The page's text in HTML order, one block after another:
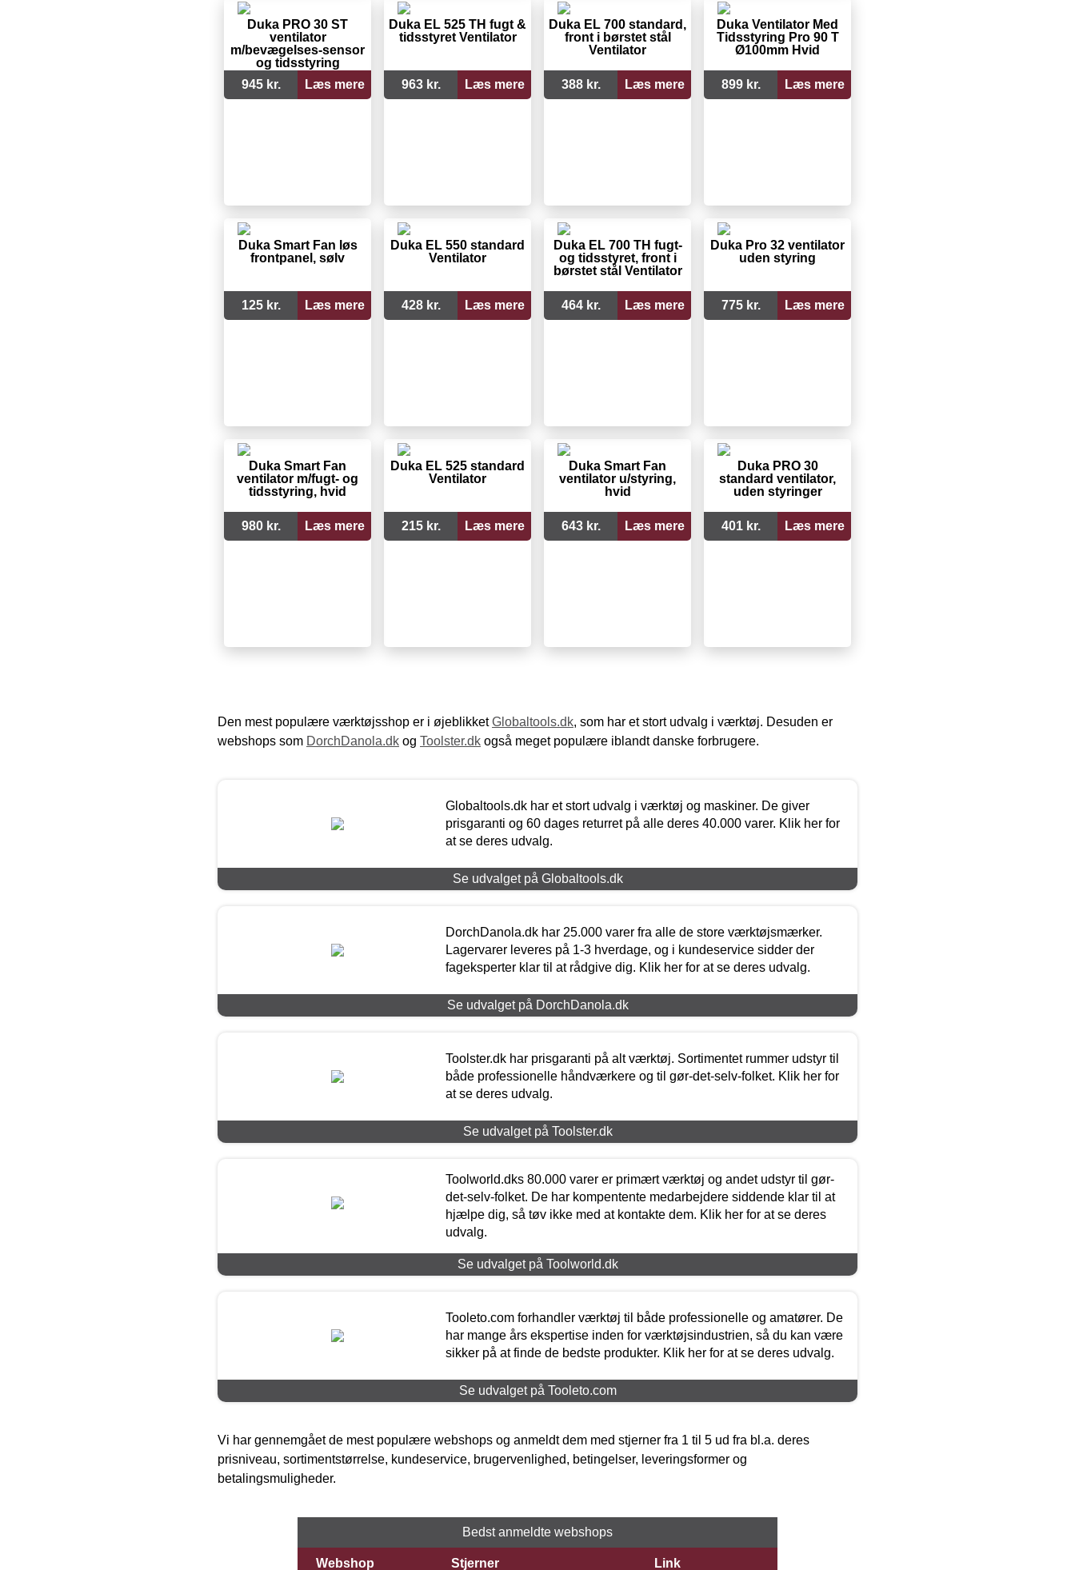
Duka PRO 30 ST
ventilator
m/bevægelses-sensor
og tidsstyring
945 kr.
Læs mere
Duka EL 525 TH fugt &
tidsstyret Ventilator
963 kr. Læs mere
Duka EL 700 standard,
front i børstet stål
Ventilator
388 kr. Læs mere
Duka Ventilator Med
Tidsstyring Pro 90 T
Ø100mm Hvid
899 kr. Læs mere
Duka Smart Fan løs
frontpanel, sølv
125 kr. Læs mere
Duka EL 550 standard
Ventilator
428 kr. Læs mere
Duka EL 700 TH fugt-
og tidsstyret, front i
børstet stål Ventilator
464 kr. Læs mere
Duka Pro 32 ventilator
uden styring
775 kr. Læs mere
Duka Smart Fan
ventilator m/fugt- og
tidsstyring, hvid
980 kr. Læs mere
Duka EL 525 standard
Ventilator
215 kr. Læs mere
Duka Smart Fan
ventilator u/styring,
hvid
643 kr. Læs mere
Duka PRO 30
standard ventilator,
uden styringer
401 kr. Læs mere
Den mest populære værktøjsshop er i øjeblikketGlobaltools.dk, som har et stort udvalg i værktøj. Desuden er
webshops som DorchDanola.dk og Toolster.dk også meget populære iblandt danske forbrugere.
Globaltools.dk har et stort udvalg i værktøj og maskiner. De giver
prisgaranti og 60 dages returret på alle deres 40.000 varer. Klik her for
at se deres udvalg.
Se udvalget på Globaltools.dk
DorchDanola.dk har 25.000 varer fra alle de store værktøjsmærker.
Lagervarer leveres på 1-3 hverdage, og i kundeservice sidder der
fageksperter klar til at rådgive dig. Klik her for at se deres udvalg.
Se udvalget på DorchDanola.dk
Toolster.dk har prisgaranti på alt værktøj. Sortimentet rummer udstyr til
både professionelle håndværkere og til gør-det-selv-folket. Klik her for
at se deres udvalg.
Se udvalget på Toolster.dk
Toolworld.dks 80.000 varer er primært værktøj og andet udstyr til gør-
det-selv-folket. De har kompentente medarbejdere siddende klar til at
hjælpe dig, så tøv ikke med at kontakte dem. Klik her for at se deres
udvalg.
Se udvalget på Toolworld.dk
Tooleto.com forhandler værktøj til både professionelle og amatører. De
har mange års ekspertise inden for værktøjsindustrien, så du kan være
sikker på at finde de bedste produkter. Klik her for at se deres udvalg.
Se udvalget på Tooleto.com
Vi har gennemgået de mest populære webshops og anmeldt dem med stjerner fra 1 til 5 ud fra bl.a. deres
prisniveau, sortimentstørrelse, kundeservice, brugervenlighed, betingelser, leveringsformer og
betalingsmuligheder.
Bedst anmeldte webshops
Webshop Stjerner Link